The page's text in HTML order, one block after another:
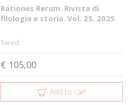
Rationes Rerum. Rivista di
filologia e storia. Vol. 25. 2025
Tored
€ 105,00
Add to cart